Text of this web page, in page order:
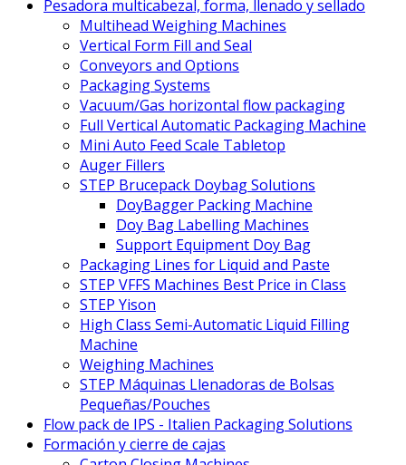
Pesadora multicabezal, forma, llenado y sellado
Multihead Weighing Machines
Vertical Form Fill and Seal
Conveyors and Options
Packaging Systems
Vacuum/Gas horizontal flow packaging
Full Vertical Automatic Packaging Machine
Mini Auto Feed Scale Tabletop
Auger Fillers
STEP Brucepack Doybag Solutions
DoyBagger Packing Machine
Doy Bag Labelling Machines
Support Equipment Doy Bag
Packaging Lines for Liquid and Paste
STEP VFFS Machines Best Price in Class
STEP Yison
High Class Semi-Automatic Liquid Filling
Machine
Weighing Machines
STEP Máquinas Llenadoras de Bolsas
Pequeñas/Pouches
Flow pack de IPS - Italien Packaging Solutions
Formación y cierre de cajas